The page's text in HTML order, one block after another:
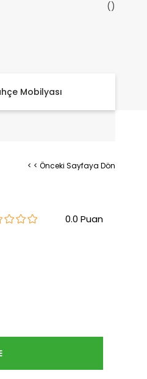
Mobilyası
< < Önceki Sayfaya Dön
0.0